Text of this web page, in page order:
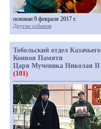
основан 9 февраля 2017 г.
Другие события
Тобольский отдел Казачьего
Конвоя Памяти
Царя Мученика Николая II
(101)